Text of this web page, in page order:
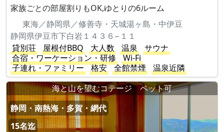
家族ごとの部屋割りもOK,ゆとりの6ルーム
東海／静岡県／修善寺・天城湯ヶ島・中伊豆
静岡県伊豆市下白岩１４３６−１１
貸別荘
屋根付BBQ 大人数 温泉
サウナ
合宿・ワーケーション・研修
Wi-Fi
子連れ・ファミリー
格安 全館禁煙
温泉近隣
海と山を望むコテージ ペット可
静岡・南熱海・多賀・網代
15名迄